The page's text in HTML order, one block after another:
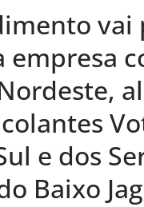
empresa
e dos
Baixo